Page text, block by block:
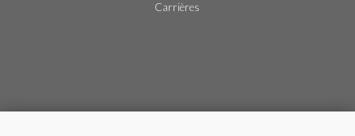
Carrières